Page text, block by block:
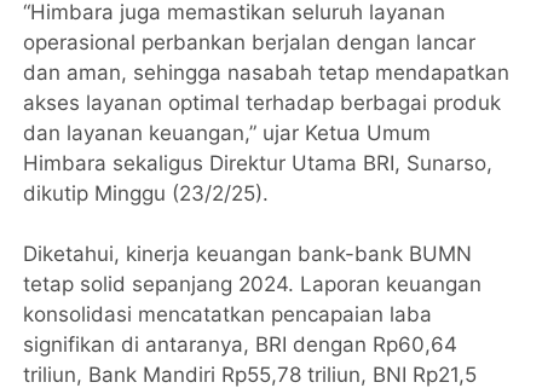
“Himbara juga memastikan seluruh layanan
operasional perbankan berjalan dengan lancar
dan aman, sehingga nasabah tetap mendapatkan
akses layanan optimal terhadap berbagai produk
dan layanan keuangan,” ujar Ketua Umum
Himbara sekaligus Direktur Utama BRI, Sunarso,
dikutip Minggu (23/2/25).
Diketahui, kinerja keuangan bank-bank BUMN
tetap solid sepanjang 2024. Laporan keuangan
konsolidasi mencatatkan pencapaian laba
signifikan di antaranya, BRI dengan Rp60,64
triliun, Bank Mandiri Rp55,78 triliun, BNI Rp21,5